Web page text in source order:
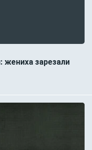
жениха зарезали